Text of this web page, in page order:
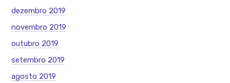
dezembro 2019
novembro 2019
outubro 2019
setembro 2019
agosto 2019